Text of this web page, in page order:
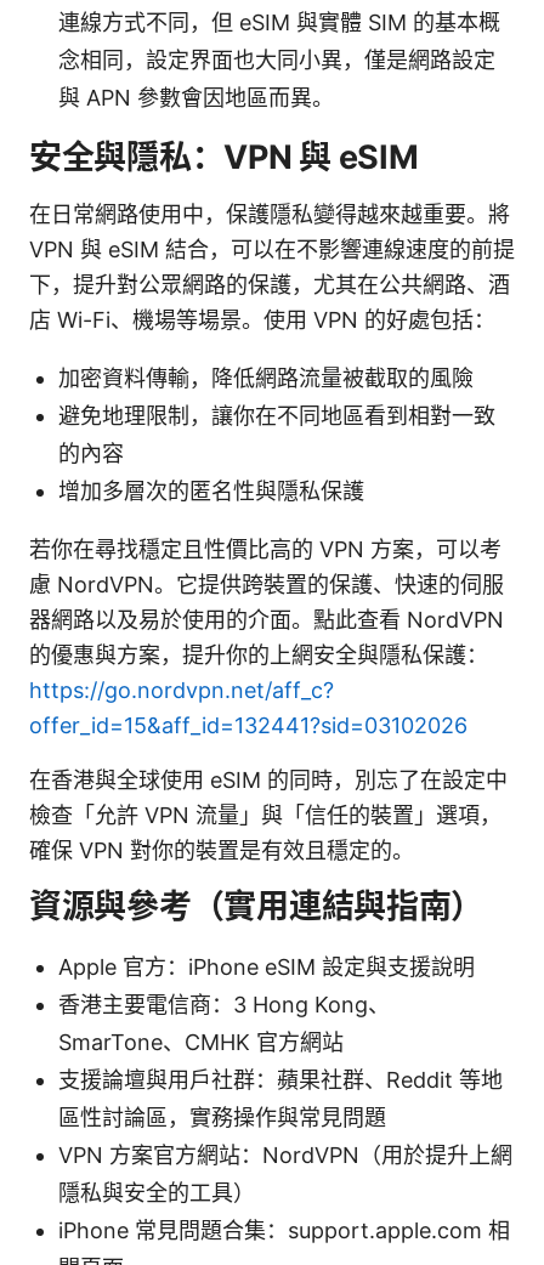
連線方式不同，但 eSIM 與實體 SIM 的基本概
念相同，設定界面也大同小異，僅是網路設定
與 APN 參數會因地區而異。
安全與隱私：VPN 與 eSIM
在日常網路使用中，保護隱私變得越來越重要。將
VPN 與 eSIM 結合，可以在不影響連線速度的前提
下，提升對公眾網路的保護，尤其在公共網路、酒
店 Wi-Fi、機場等場景。使用 VPN 的好處包括：
加密資料傳輸，降低網路流量被截取的風險
避免地理限制，讓你在不同地區看到相對一致
的內容
增加多層次的匿名性與隱私保護
若你在尋找穩定且性價比高的 VPN 方案，可以考
慮 NordVPN。它提供跨裝置的保護、快速的伺服
器網路以及易於使用的介面。點此查看 NordVPN
的優惠與方案，提升你的上網安全與隱私保護：
https://go.nordvpn.net/aff_c?
offer_id=15&aff_id=132441?sid=03102026
在香港與全球使用 eSIM 的同時，別忘了在設定中
檢查「允許 VPN 流量」與「信任的裝置」選項，
確保 VPN 對你的裝置是有效且穩定的。
資源與參考（實用連結與指南）
Apple 官方：iPhone eSIM 設定與支援說明
香港主要電信商：3 Hong Kong、
SmarTone、CMHK 官方網站
支援論壇與用戶社群：蘋果社群、Reddit 等地
區性討論區，實務操作與常見問題
VPN 方案官方網站：NordVPN（用於提升上網
隱私與安全的工具）
iPhone 常見問題合集：support.apple.com 相